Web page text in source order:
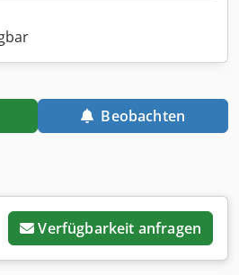
Beobachten
Verfügbarkeit anfragen